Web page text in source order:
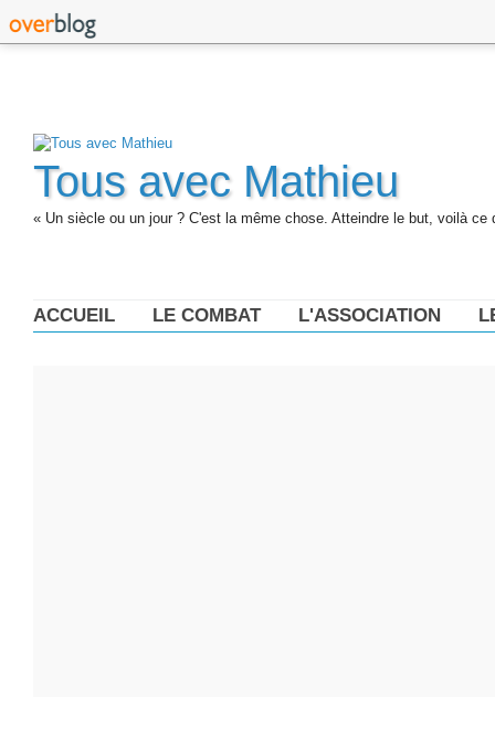
Tous avec Mathieu
« Un siècle ou un jour ? C'est la même chose. Atteindre le but, voilà ce
ACCUEIL LE COMBAT L'ASSOCIATION